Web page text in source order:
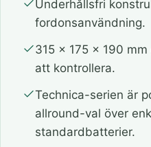
Underhållsfri
fordonsanvändning.
315 x 175 x 190
att kontrollera.
Technica-serien är
allround-val över
standardbatterier.